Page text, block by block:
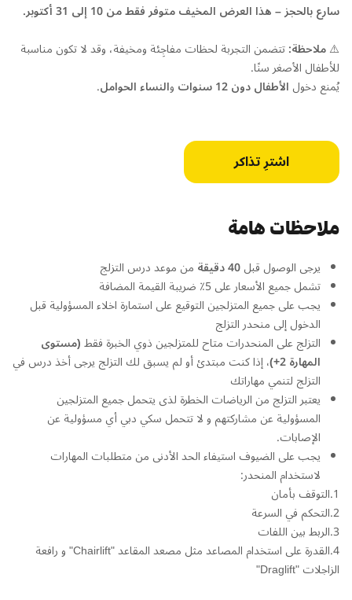
سارع بالحجز – هذا العرض المخيف متوفر فقط من10إلى 31أكتوبر.
⚠️ملاحظة:تتضمن التجربة لحظات مفاجِئة ومخيفة، وقد لا تكون مناسبة
للأطفال الأصغر سنًا.
يُمنع دخول الأطفال دون 12 سنوات والنساء الحوامل.
اشترِ تذاكر
ملاحظات هامة
يرجى الوصول قبل40 دقيقة
من موعد درس التزلج
تشمل جميع الأسعار على 5٪ ضريبة القيمة المضافة
يجب على جميع المتزلجين التوقيع على استمارة اخلاء المسؤولية قبل
الدخول إلى منحدر التزلج
التزلج على المنحدرات متاح للمتزلجين ذوي الخبرة فقط(مستوى
المهارة 2+)،
إذا كنت مبتدئ أو لم يسبق لك التزلج يرجى أخذ درس في
التزلج لتنمي مهاراتك
يعتبر التزلج من الرياضات الخطرة لذى يتحمل جميع المتزلجين
المسؤولية عن مشاركتهم و لا تتحمل سكي دبي أي مسؤولية عن
الإصابات.
يجب على الضيوف استيفاء الحد الأدنى من متطلبات المهارات
لاستخدام المنحدر:
1.التوقف بأمان
2.التحكم في السرعة
3.الربط بين اللفات
4.القدرة على استخدام المصاعد مثل مصعد المقاعد "Chairlift" و رافعة
الزاجلات "Draglift"